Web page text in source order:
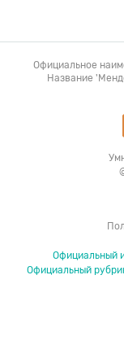
Официальное
Название
Официальный
Официальный